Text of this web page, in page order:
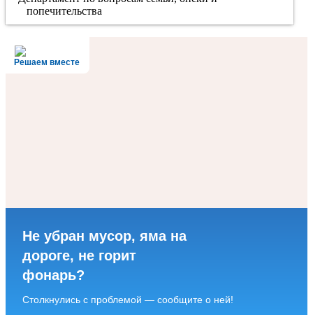
попечительства
Решаем вместе
Не убран мусор, яма на
дороге, не горит
фонарь?
Столкнулись с проблемой — сообщите о ней!